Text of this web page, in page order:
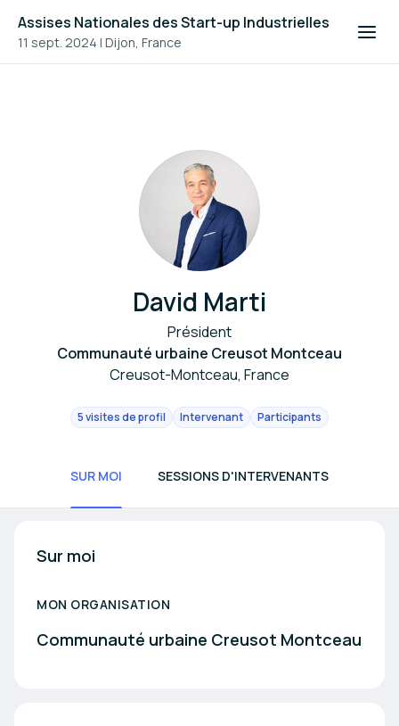
Assises Nationales des Start-up Industrielles
11 sept. 2024 | Dijon, France
David Marti
Président
Communauté urbaine Creusot Montceau
Creusot-Montceau, France
5 visites de profil Intervenant Participants
SUR MOI SESSIONS D'INTERVENANTS
Sur moi
MON ORGANISATION
Communauté urbaine Creusot Montceau